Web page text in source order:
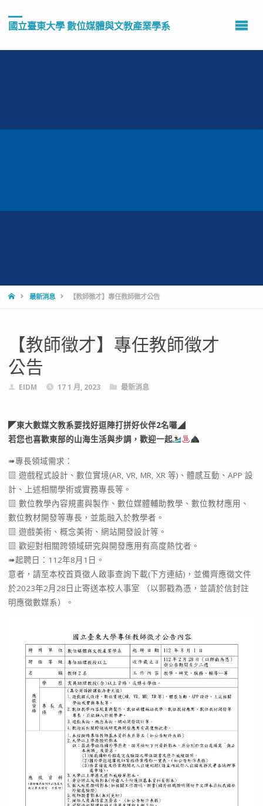
國立臺東大學 數位媒體與文教產業學系
HOME最新消息 【教師徵才】專任教師徵才公告
【教師徵才】專任教師徵才
公告
EIDM 17 1 月, 2023 最新消息
◤東大數媒文教系要找好逗陣打拼好伙伴2名囉◢
若您也喜歡東部的山海生活與步調，歡迎一起
➠專長領域需求：
▧ 遊戲程式設計、數位實境(AR, VR, MR, XR 等)、體感互動、APP 設
計、上述相關學術或實務專長等。
▧ 數位教學內容規畫與製作、數位媒體輔助教學、數位教材應用、
數位教材開發等專長，並能融入於教學者。
▧ 遊戲美術、概念美術、網站開發設計等。
▧ 歡迎對相關跨領域研究與開發應用有高度熱忱者。
➠起聘日：112年8月1日。
意者，請至本校首頁徵人啟事查詢下載(下方連結)，並備齊應徵文件
於2023年2月28日止寄送本校人事室 （以郵戳為憑，並請於信封註
明應徵數媒系）。